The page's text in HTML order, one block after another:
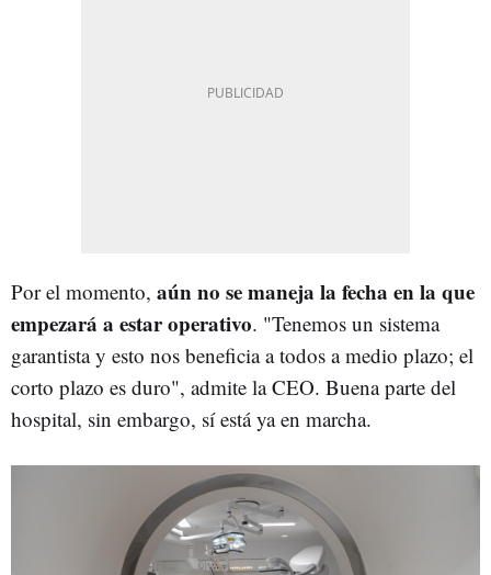
Por el momento, aún no se maneja la fecha en la que
empezará a estar operativo. "Tenemos un sistema
garantista y esto nos beneficia a todos a medio plazo; el
corto plazo es duro", admite la CEO. Buena parte del
hospital, sin embargo, sí está ya en marcha.